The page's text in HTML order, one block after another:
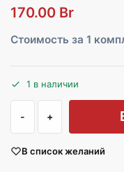
170.00 Br
Стоимость за 1
1 в наличии
В список желаний